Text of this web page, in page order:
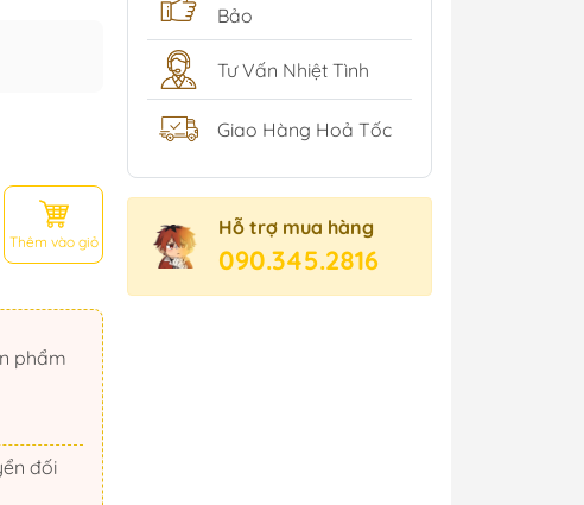
Thêm vào giỏ
Bảo
Tư Vấn Nhiệt Tình
Giao Hàng Hoả Tốc
Hỗ trợ mua hàng
090.345.2816